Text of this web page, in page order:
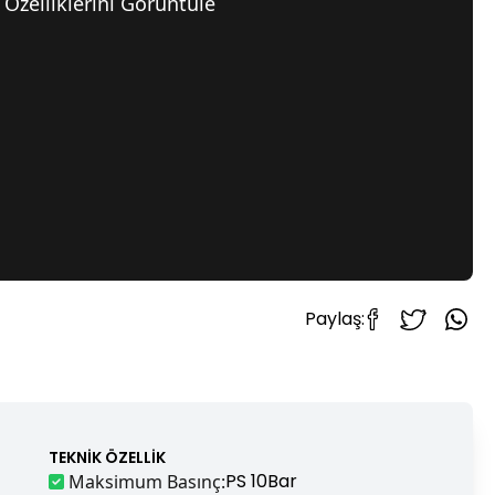
Paylaş:
TEKNIK ÖZELLIK
Maksimum Basınç:PS 10Bar